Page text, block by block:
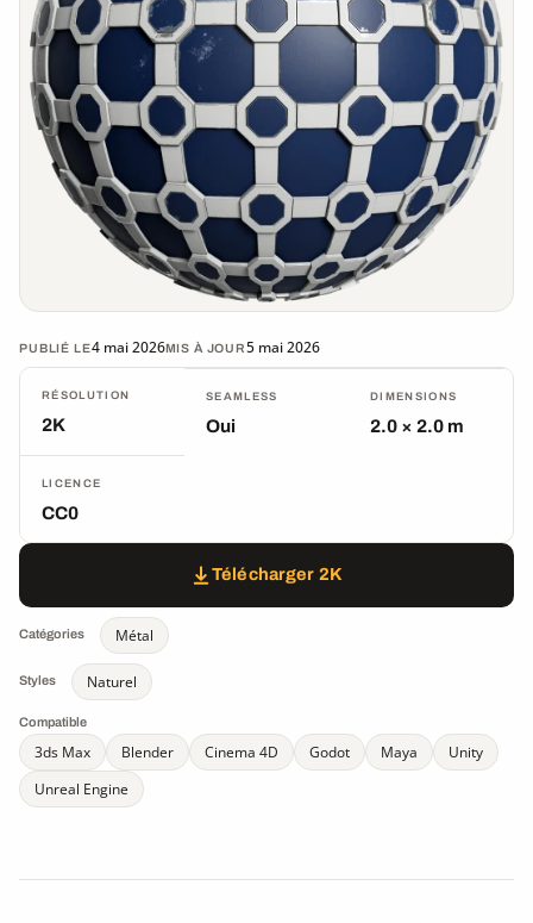
PUBLIÉ LE4 mai 2026MIS À JOUR5 mai 2026
RÉSOLUTION
2K
SEAMLESS
Oui
DIMENSIONS
2.0 × 2.0 m
LICENCE
CC0
Télécharger 2K
Catégories Métal
Styles Naturel
Compatible
3ds Max Blender Cinema 4D Godot Maya
Unity
Unreal Engine